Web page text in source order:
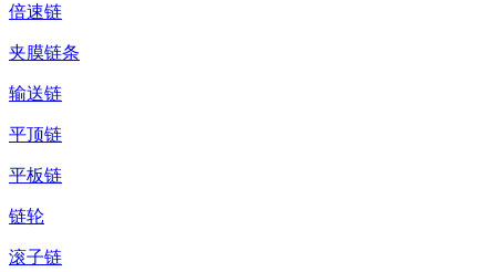
倍速链
夹膜链条
输送链
平顶链
平板链
链轮
滚子链